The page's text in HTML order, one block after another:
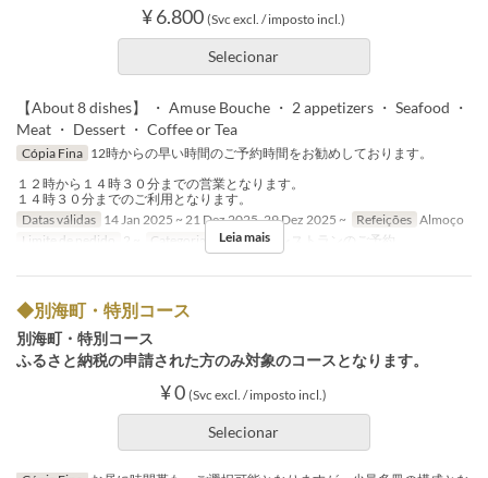
¥ 6.800 (Svc excl. / imposto incl.)
Selecionar
【About 8 dishes】 ・ Amuse Bouche ・ 2 appetizers ・ Seafood ・
Meat ・ Dessert ・ Coffee or Tea
Cópia Fina 12時からの早い時間のご予約時間をお勧めしております。
１２時から１４時３０分までの営業となります。
１４時３０分までのご利用となります。
Datas válidas 14 Jan 2025 ~ 21 Dez 2025, 29 Dez 2025 ~ Refeições Almoço
Limite de pedido
2 ~ Categoria de Assento レストランのご予約
Leia mais
◆別海町・特別コース
別海町・特別コース
ふるさと納税の申請された方のみ対象のコースとなります。
¥ 0 (Svc excl. / imposto incl.)
Selecionar